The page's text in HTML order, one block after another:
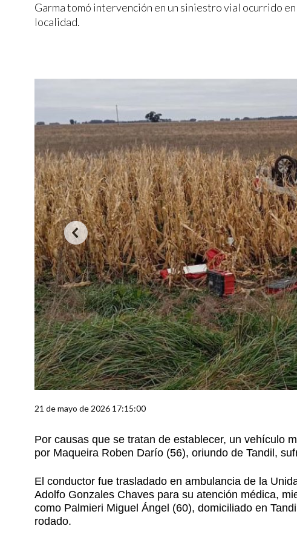
Garma tomó intervención en un siniestro vial ocurrido
localidad.
21 de mayo de 2026 17:15:00
Por causas que se tratan de establecer, un vehículo
por Maqueira Roben Darío (56), oriundo de Tandil,
El conductor fue trasladado en ambulancia de la
Adolfo Gonzales Chaves para su atención médica,
como Palmieri Miguel Ángel (60), domiciliado en
rodado.